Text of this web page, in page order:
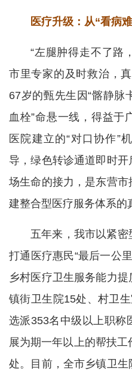
医疗升级：从“看病
“左腿肿得走不了路
市里专家的及时救治，
67岁的甄先生因“髂静脉
血栓”命悬一线，得益于
医院建立的“对口协作”
导，绿色转诊通道即时
场生命的接力，是东营
建整合型医疗服务体系的
五年来，我市以紧密
打通医疗惠民“最后一公
乡村医疗卫生服务能力
镇街卫生院15处、村卫
选派353名中级以上职称
展为期一年以上的帮扶
处。目前，全市乡镇卫